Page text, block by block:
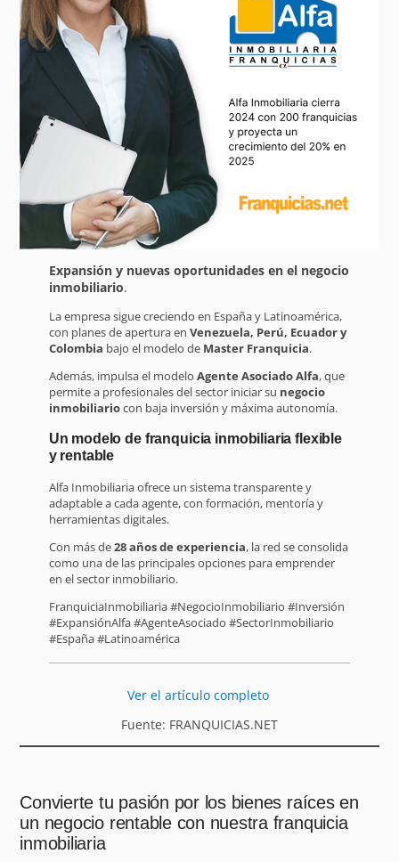
Expansión y nuevas oportunidades en el negocio
inmobiliario.
La empresa sigue creciendo en España y Latinoamérica,
con planes de apertura en Venezuela, Perú, Ecuador y
Colombia bajo el modelo de Master Franquicia.
Además, impulsa el modelo Agente Asociado Alfa, que
permite a profesionales del sector iniciar su negocio
inmobiliariocon baja inversión y máxima autonomía.
Un modelo de franquicia inmobiliaria flexible
y rentable
Alfa Inmobiliaria ofrece un sistema transparente y
adaptable a cada agente, con formación, mentoría y
herramientas digitales.
Con más de28 años de experiencia, la red se consolida
como una de las principales opciones para emprender
en el sector inmobiliario.
FranquiciaInmobiliaria #NegocioInmobiliario #Inversión
#ExpansiónAlfa #AgenteAsociado #SectorInmobiliario
#España #Latinoamérica
Ver el artículo completo
Fuente: FRANQUICIAS.NET
Convierte tu pasión por los bienes raíces en
un negocio rentable con nuestra franquicia
inmobiliaria